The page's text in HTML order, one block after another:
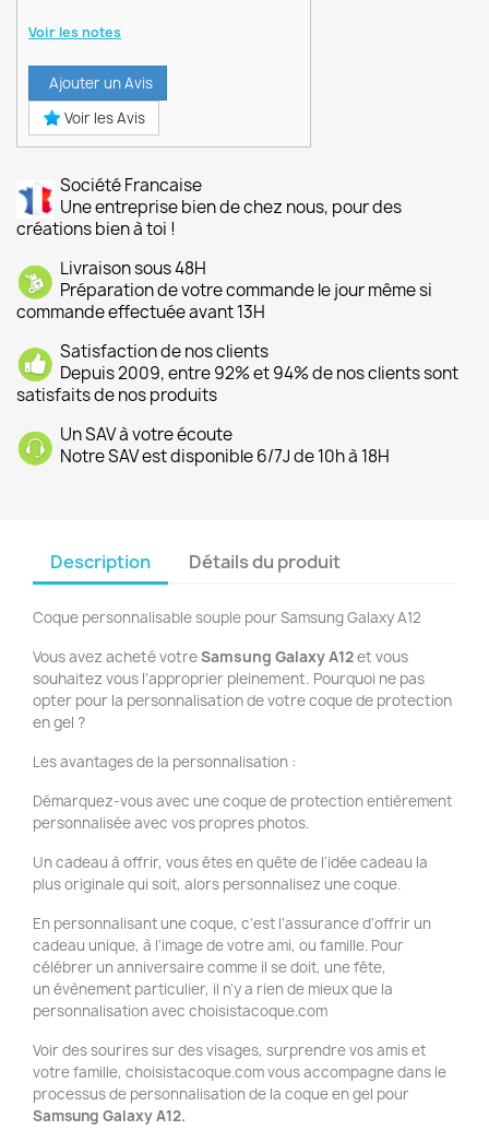
Voir les notes
Ajouter un Avis
Voir les Avis
Société Francaise
Une entreprise bien de chez nous, pour des
créations bien à toi !
Livraison sous 48H
Préparation de votre commande le jour même si
commande effectuée avant 13H
Satisfaction de nos clients
Depuis 2009, entre 92% et 94% de nos clients sont
satisfaits de nos produits
Un SAV à votre écoute
Notre SAV est disponible 6/7J de 10h à 18H
Description Détails du produit
Coque personnalisable souple pour Samsung Galaxy A12
Vous avez acheté votreSamsung Galaxy A12et vous
souhaitez vous l'approprier pleinement. Pourquoi ne pas
opter pour la personnalisation de votre coque de protection
en gel ?
Les avantages de la personnalisation :
Démarquez-vous avec une coque de protection entièrement
personnalisée avec vos propres photos.
Un cadeau à offrir, vous êtes en quête de l'idée cadeau la
plus originale qui soit, alors personnalisez une coque.
En personnalisant une coque, c'est l'assurance d'offrir un
cadeau unique, à l'image de votre ami, ou famille. Pour
célébrer un anniversaire comme il se doit, une fête,
un évènement particulier, il n'y a rien de mieux que la
personnalisation avec choisistacoque.com
Voir des sourires sur des visages, surprendre vos amis et
votre famille, choisistacoque.com vous accompagne dans le
processus de personnalisation de la coque en gel pour
Samsung Galaxy A12.